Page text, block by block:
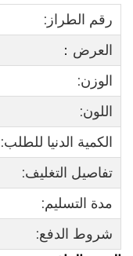
رقم الطراز:
العرض：
الوزن:
اللون:
الكمية الدنيا للطلب:
تفاصيل التغليف:
مدة التسليم:
شروط الدفع: